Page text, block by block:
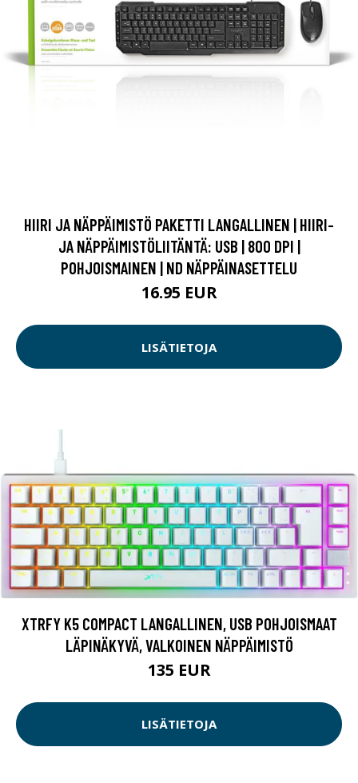
HIIRI JA NÄPPÄIMISTÖ PAKETTI LANGALLINEN | HIIRI-
JA NÄPPÄIMISTÖLIITÄNTÄ: USB | 800 DPI |
POHJOISMAINEN | ND NÄPPÄINASETTELU
16.95 EUR
LISÄTIETOJA
XTRFY K5 COMPACT LANGALLINEN, USB POHJOISMAAT
LÄPINÄKYVÄ, VALKOINEN NÄPPÄIMISTÖ
135 EUR
LISÄTIETOJA